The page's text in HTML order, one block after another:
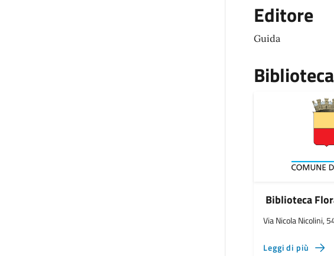
Editore
Guida
Biblioteca
Biblioteca
Via Nicola Nicolini,
Leggi di più